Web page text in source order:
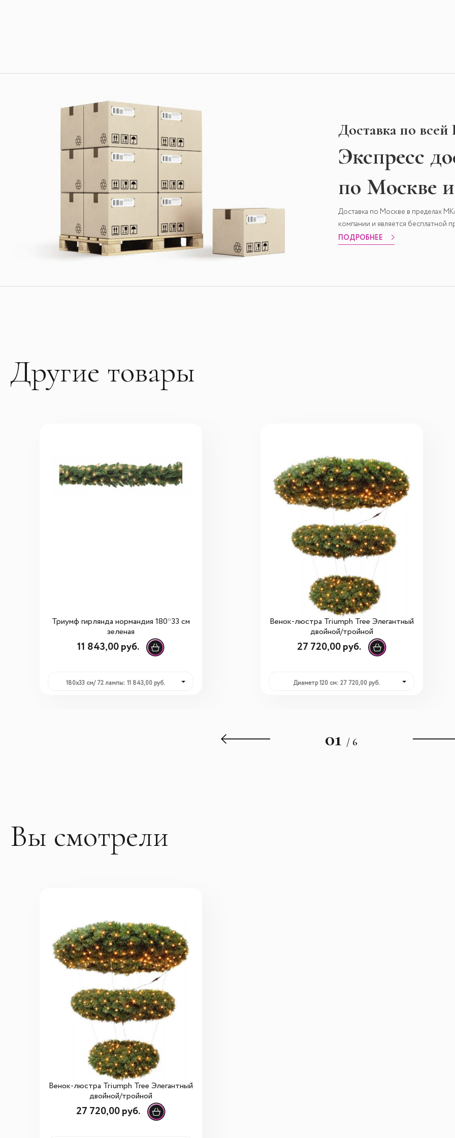
Доставка по
Экспресс
по Москве
Доставка по Москве в пределах
компании и является бесплатной
ПОДРОБНЕЕ
Другие товары
Триумф гирлянда нормандия 180*33 см
зеленая
11 843,00 руб.
180x33 см/ 72 лампы: 11 843,00 руб.
Венок-люстра Triumph Tree Элегантный
двойной/тройной
27 720,00 руб.
Диаметр 120 см: 27 720,00 руб.
01 / 6
Вы смотрели
Венок-люстра Triumph Tree Элегантный
двойной/тройной
27 720,00 руб.